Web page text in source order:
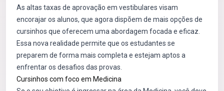
As altas taxas de aprovação em vestibulares visam
encorajar os alunos, que agora dispõem de mais opções de
cursinhos que oferecem uma abordagem focada e eficaz.
Essa nova realidade permite que os estudantes se
preparem de forma mais completa e estejam aptos a
enfrentar os desafios das provas.
Cursinhos com foco em Medicina